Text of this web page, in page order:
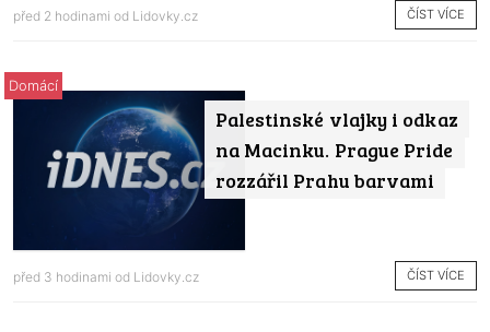
před 2 hodinami od Lidovky.cz ČÍST VÍCE
Palestinské vlajky i odkaz
na Macinku. Prague Pride
rozzářil Prahu barvami
Domácí
před 3 hodinami od Lidovky.cz ČÍST VÍCE